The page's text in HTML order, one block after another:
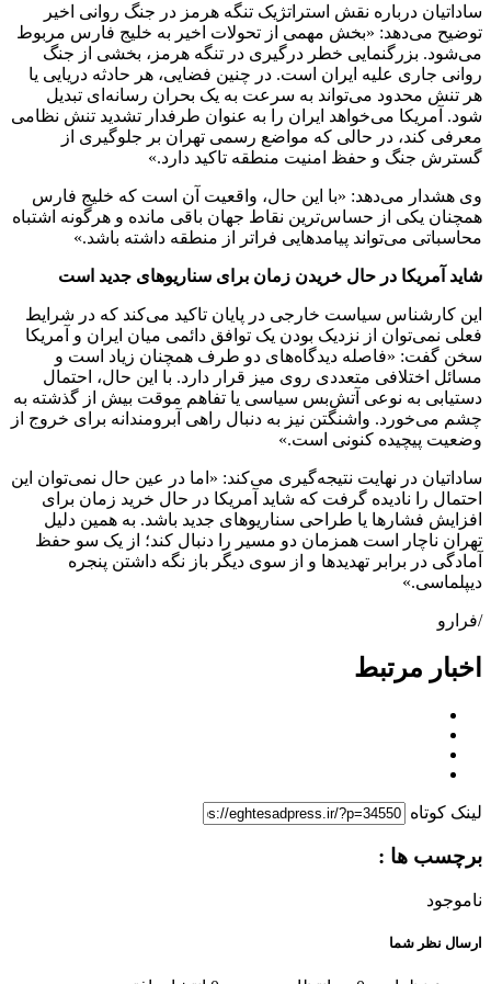
ساداتیان درباره نقش استراتژیک تنگه هرمز در جنگ روانی اخیر
توضیح می‌دهد: «بخش مهمی از تحولات اخیر به خلیج فارس مربوط
می‌شود. بزرگنمایی خطر درگیری در تنگه هرمز، بخشی از جنگ
روانی جاری علیه ایران است. در چنین فضایی، هر حادثه دریایی یا
هر تنش محدود می‌تواند به سرعت به یک بحران رسانه‌ای تبدیل
شود. آمریکا می‌خواهد ایران را به عنوان طرفدار تشدید تنش نظامی
معرفی کند، در حالی که مواضع رسمی تهران بر جلوگیری از
گسترش جنگ و حفظ امنیت منطقه تاکید دارد.»
وی هشدار می‌دهد: «با این حال، واقعیت آن است که خلیج فارس
همچنان یکی از حساس‌ترین نقاط جهان باقی مانده و هرگونه اشتباه
محاسباتی می‌تواند پیامدهایی فراتر از منطقه داشته باشد.»
شاید آمریکا در حال خریدن زمان برای سناریوهای جدید است
این کارشناس سیاست خارجی در پایان تاکید می‌کند که در شرایط
فعلی نمی‌توان از نزدیک بودن یک توافق دائمی میان ایران و آمریکا
سخن گفت: «فاصله دیدگاه‌های دو طرف همچنان زیاد است و
مسائل اختلافی متعددی روی میز قرار دارد. با این حال، احتمال
دستیابی به نوعی آتش‌بس سیاسی یا تفاهم موقت بیش از گذشته به
چشم می‌خورد. واشنگتن نیز به دنبال راهی آبرومندانه برای خروج از
وضعیت پیچیده کنونی است.»
ساداتیان در نهایت نتیجه‌گیری می‌کند: «اما در عین حال نمی‌توان این
احتمال را نادیده گرفت که شاید آمریکا در حال خرید زمان برای
افزایش فشارها یا طراحی سناریوهای جدید باشد. به همین دلیل
تهران ناچار است همزمان دو مسیر را دنبال کند؛ از یک سو حفظ
آمادگی در برابر تهدیدها و از سوی دیگر باز نگه داشتن پنجره
دیپلماسی.»
/فرارو
اخبار مرتبط
لینک کوتاه
برچسب ها :
ناموجود
ارسال نظر شما